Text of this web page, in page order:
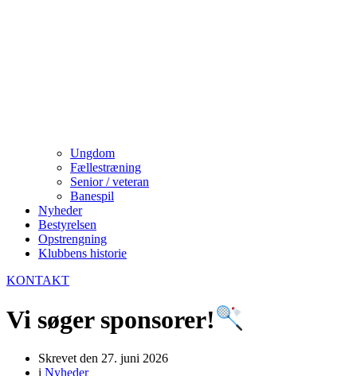
Ungdom
Fællestræning
Senior / veteran
Banespil
Nyheder
Bestyrelsen
Opstrengning
Klubbens historie
KONTAKT
Vi søger sponsorer!
Skrevet den 27. juni 2026
i Nyheder